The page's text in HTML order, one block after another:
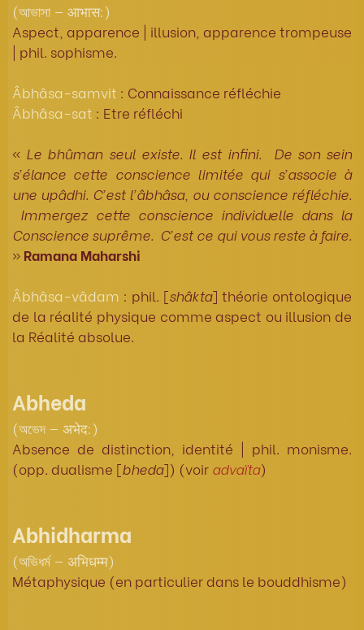
(আভাসা — आभास:)
Aspect, apparence | illusion, apparence trompeuse
| phil. sophisme.
Âbhâsa-samvit : Connaissance réfléchie
Âbhâsa-sat : Etre réfléchi
« Le bhûman seul existe. Il est infini. De son sein
s’élance cette conscience limitée qui s’associe à
une upâdhi. C’est l’âbhâsa, ou conscience réfléchie.
Immergez cette conscience individuelle dans la
Conscience suprême. C’est ce qui vous reste à faire.
» Ramana Maharshi
Âbhâsa-vâdam : phil. [shâkta] théorie ontologique
de la réalité physique comme aspect ou illusion de
la Réalité absolue.
Abheda
(অভেদ — अभेद:)
Absence de distinction, identité | phil. monisme.
(opp. dualisme [bheda]) (voir advaïta)
Abhidharma
(অভিধর্ম — अभिधम्म)
Métaphysique (en particulier dans le bouddhisme)